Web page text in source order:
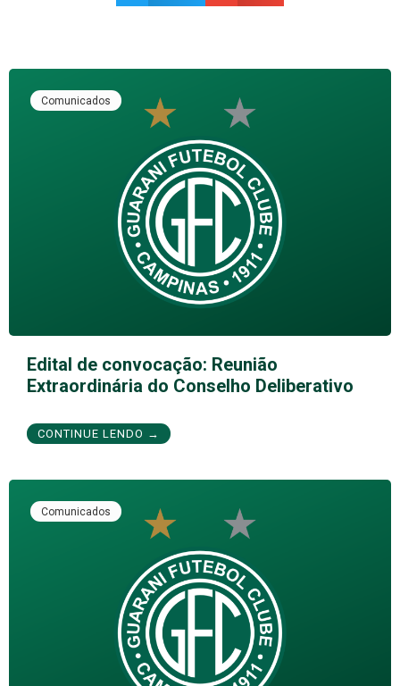
Comunicados
Edital de convocação: Reunião
Extraordinária do Conselho Deliberativo
CONTINUE LENDO →
Comunicados